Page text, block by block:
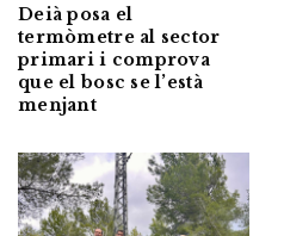
Deià posa el
termòmetre al sector
primari i comprova
que el bosc se l’està
menjant